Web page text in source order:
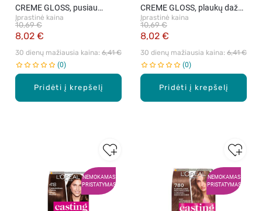
Pridėti į krepšelį
CREME GLOSS, pusiau
ilgalaikiai plaukų dažai be
amoniako, 1010 Iced Light
Įprastinė kaina
8,02 €
10,69 €
30 dienų mažiausia kaina: 6,41 €
0
Pridėti į krepšelį
CREME GLOSS, plaukų dažai,
618 Vanilla Mocha, 1 vnt.
Įprastinė kaina
8,02 €
10,69 €
30 dienų mažiausia kaina: 6,41 €
0
NEMOKAMAS
PRISTATYMAS
NEMOKAMAS
PRISTATYMAS